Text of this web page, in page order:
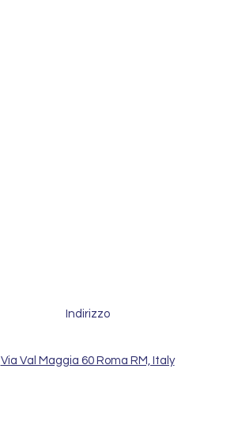
Indirizzo
Via Val Maggia 60 Roma RM, Italy